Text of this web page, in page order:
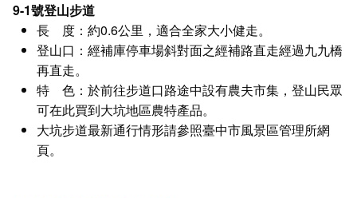
9-1號登山步道
長 度： 約0.6公里，適合全家大小健走。
登山口： 經補庫停車場斜對面之經補路直走經過九九橋
再直走。
特 色： 於前往步道口路途中設有農夫市集，登山民眾
可在此買到大坑地區農特產品。
大坑步道最新通行情形請參照臺中市風景區管理所網
頁。